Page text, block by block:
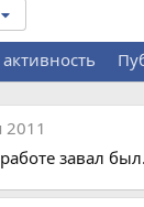
2011
завал